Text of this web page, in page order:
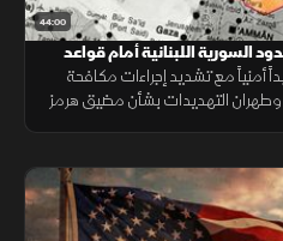
44:00
السورية اللبنانية أمام قواعد
أمنياً مع تشديد إجراءات مكافحة
وطهران التهديدات بشأن مضيق هرمز